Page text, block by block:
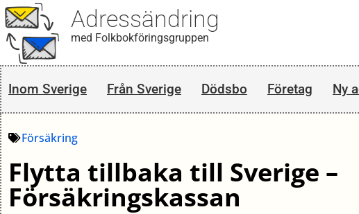
Adressändring
med Folkbokföringsgruppen
Inom Sverige Från Sverige Dödsbo Företag Ny
Försäkring
Flytta tillbaka till Sverige –
Försäkringskassan